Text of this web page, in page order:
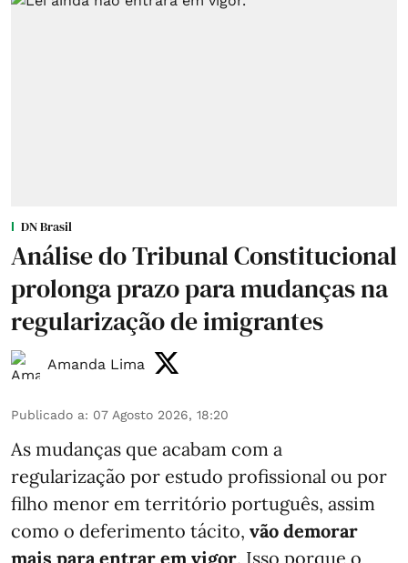
DN Brasil
Análise do Tribunal Constitucional
prolonga prazo para mudanças na
regularização de imigrantes
Amanda Lima
Publicado a: 07 Agosto 2026, 18:20
As mudanças que acabam com a
regularização por estudo profissional ou por
filho menor em território português, assim
como o deferimento tácito, vão demorar
mais para entrar em vigor. Isso porque o